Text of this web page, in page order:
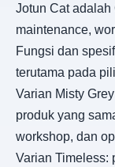
Jotun Cat adalah
maintenance,
Fungsi dan
terutama pada
Varian Misty
produk yang
workshop, dan
Varian Timeless: